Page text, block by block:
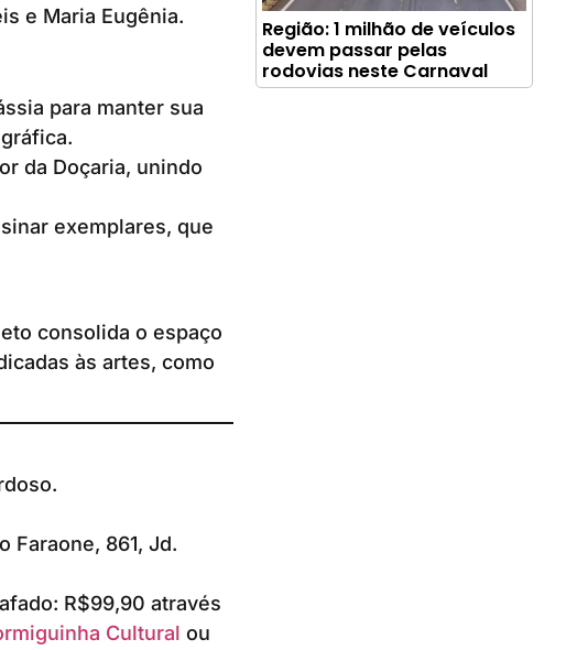
e Maria Eugênia.
para manter sua
da Doçaria, unindo
exemplares, que
consolida o espaço
às artes, como
Faraone, 861, Jd.
R$99,90 através
Cultural ou
Região: 1 milhão de veículos
devem passar pelas
rodovias neste Carnaval